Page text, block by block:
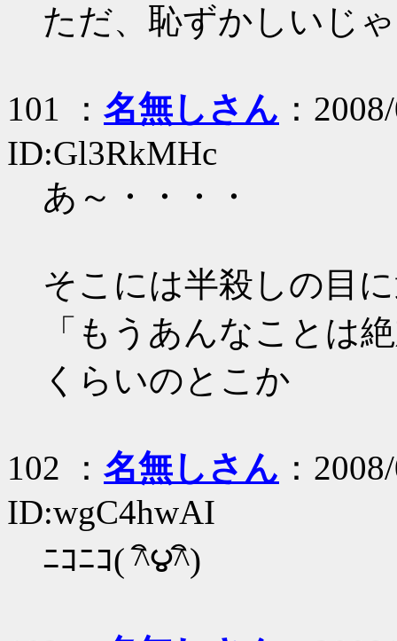
ただ、恥ずかしいじ
101 ： 名無しさん ：
ID:Gl3RkMHc
あ～・・・・
そこには半殺しの目
「もうあんなことは
くらいのとこか
102 ： 名無しさん ：
ID:wgC4hwAI
ﾆｺﾆｺ( ^ิ౪^ิ)